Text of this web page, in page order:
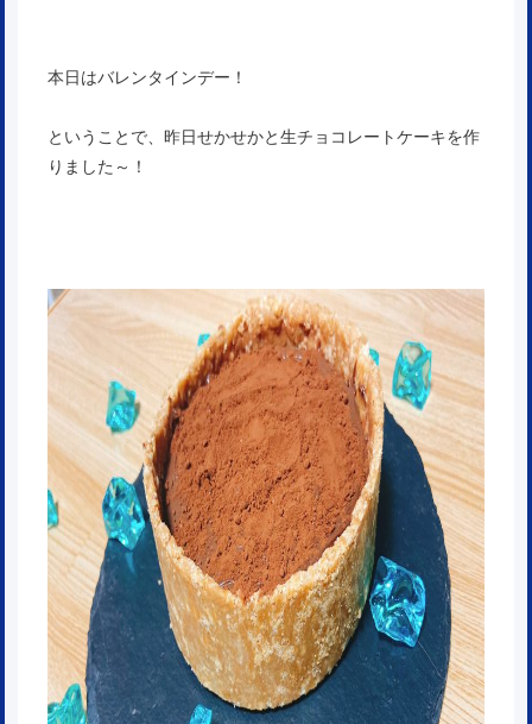
本日はバレンタインデー！
ということで、昨日せかせかと生チョコレートケーキを作
りました～！